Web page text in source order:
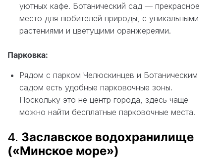
уютных кафе. Ботанический сад — прекрасное
место для любителей природы, с уникальными
растениями и цветущими оранжереями.
Парковка:
Рядом с парком Челюскинцев и Ботаническим
садом есть удобные парковочные зоны.
Поскольку это не центр города, здесь чаще
можно найти бесплатные парковочные места.
4. Заславское водохранилище
(«Минское море»)